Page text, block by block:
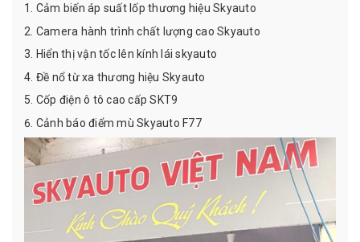
Cảm biến áp suất lốp thương hiệu Skyauto
Camera hành trình chất lượng cao Skyauto
Hiển thị vận tốc lên kính lái skyauto
Đề nổ từ xa thương hiệu Skyauto
Cốp điện ô tô cao cấp SKT9
Cảnh báo điểm mù Skyauto F77